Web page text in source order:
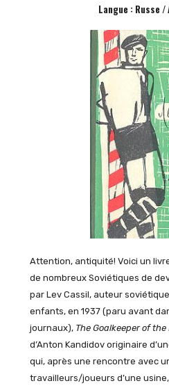
Langue : Russe
Attention, antiquité! Voici un
de nombreux Soviétiques de
par Lev Cassil, auteur
enfants, en 1937 (paru avant
journaux),The Goalkeeper of the
d’Anton Kandidov originaire
qui, après une rencontre avec
travailleurs/joueurs d’une